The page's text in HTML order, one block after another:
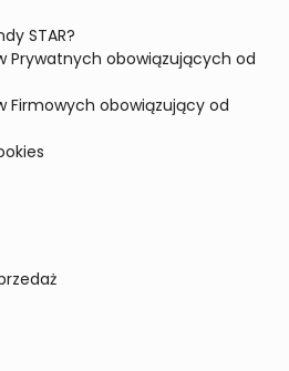
STAR?
Prywatnych obowiązujących od
Firmowych obowiązujący od